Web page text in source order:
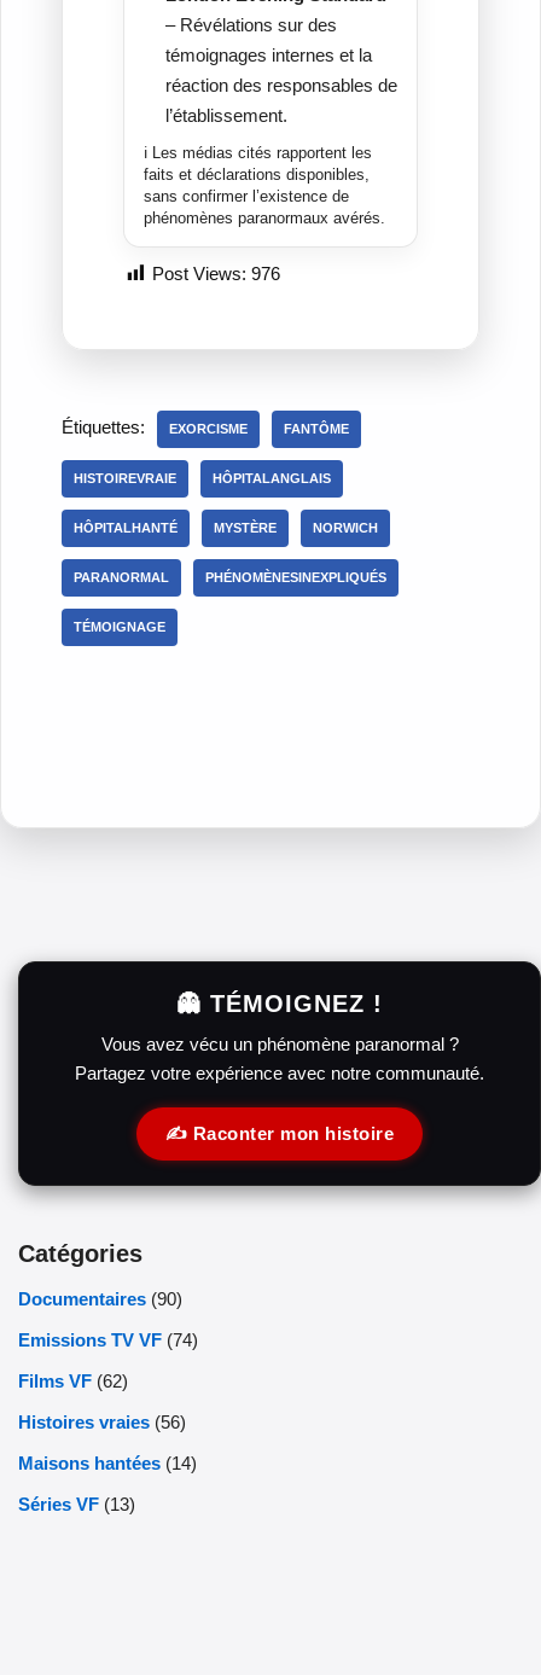
– Révélations sur des
témoignages internes et la
réaction des responsables de
l’établissement.
ℹ️ Les médias cités rapportent les
faits et déclarations disponibles,
sans confirmer l’existence de
phénomènes paranormaux avérés.
Post Views: 976
Étiquettes: EXORCISME FANTÔME
HISTOIREVRAIE HÔPITALANGLAIS
HÔPITALHANTÉ MYSTÈRE NORWICH
PARANORMAL PHÉNOMÈNESINEXPLIQUÉS
TÉMOIGNAGE
👻 TÉMOIGNEZ !
Vous avez vécu un phénomène paranormal ?
Partagez votre expérience avec notre communauté.
✍️ Raconter mon histoire
Catégories
Documentaires (90)
Emissions TV VF (74)
Films VF (62)
Histoires vraies (56)
Maisons hantées (14)
Séries VF (13)